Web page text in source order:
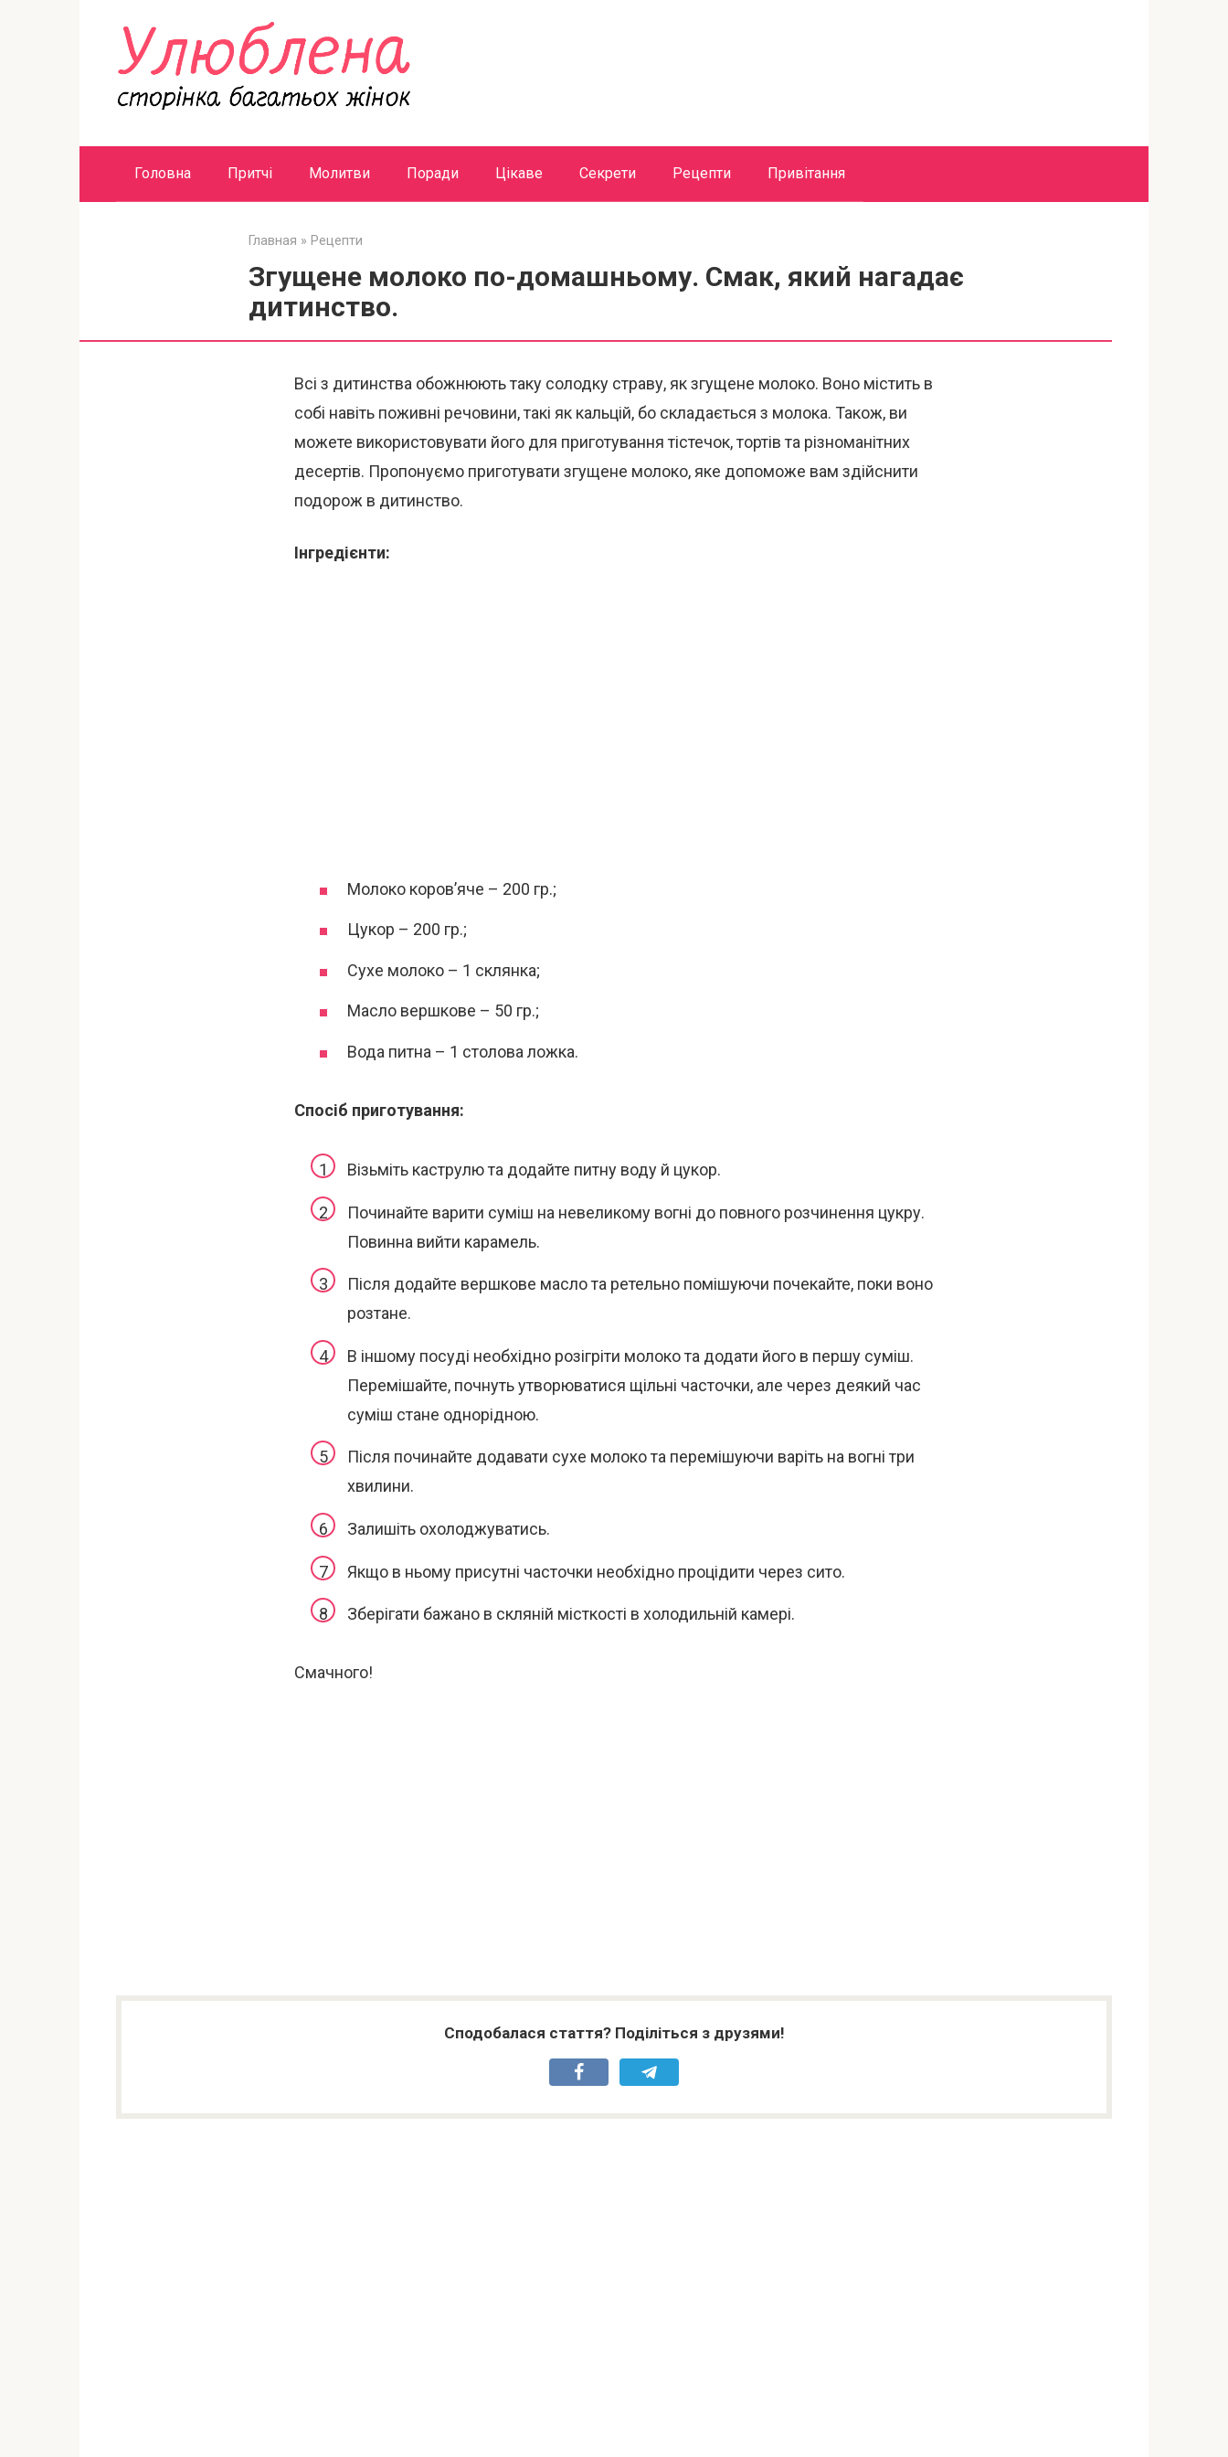
Головна Притчі Молитви Поради Цікаве Секрети Рецепти Привітання
Главная » Рецепти
Згущене молоко по-домашньому. Смак, який нагадає
дитинство.
Всі з дитинства обожнюють таку солодку страву, як згущене молоко. Воно містить в
собі навіть поживні речовини, такі як кальцій, бо складається з молока. Також, ви
можете використовувати його для приготування тістечок, тортів та різноманітних
десертів. Пропонуємо приготувати згущене молоко, яке допоможе вам здійснити
подорож в дитинство.
Інгредієнти:
Молоко коров’яче – 200 гр.;
Цукор – 200 гр.;
Сухе молоко – 1 склянка;
Масло вершкове – 50 гр.;
Вода питна – 1 столова ложка.
Спосіб приготування:
Візьміть каструлю та додайте питну воду й цукор.
Починайте варити суміш на невеликому вогні до повного розчинення цукру.
Повинна вийти карамель.
Після додайте вершкове масло та ретельно помішуючи почекайте, поки воно
розтане.
В іншому посуді необхідно розігріти молоко та додати його в першу суміш.
Перемішайте, почнуть утворюватися щільні часточки, але через деякий час
суміш стане однорідною.
Після починайте додавати сухе молоко та перемішуючи варіть на вогні три
хвилини.
Залишіть охолоджуватись.
Якщо в ньому присутні часточки необхідно процідити через сито.
Зберігати бажано в скляній місткості в холодильній камері.
Смачного!
Сподобалася стаття? Поділіться з друзями!